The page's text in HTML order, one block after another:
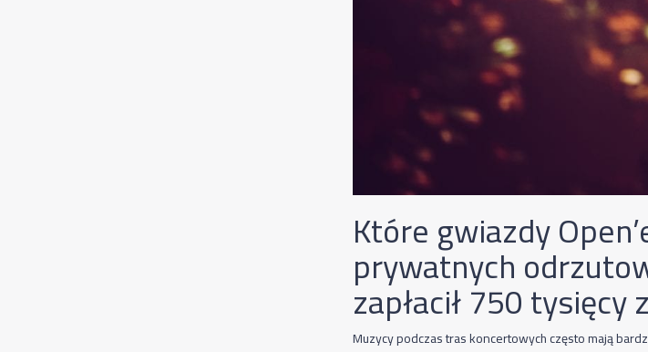
Które gwiazdy
prywatnych
zapłacił 750
Muzycy podczas tras koncertowych często mają